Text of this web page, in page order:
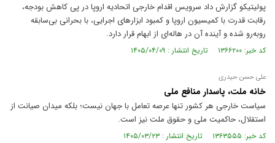
پولیتیکو گزارش داد سرویس اقدام خارجی اتحادیه اروپا در پی کاهش بودجه،
رقابت قدرت با کمیسیون اروپا و کمبود ابزارهای اجرایی، با بحرانی بی‌سابقه
روبه‌رو شده و آینده آن در هاله‌ای از ابهام قرار دارد.
کد خبر: ۱۳۶۶۲۰۰ تاریخ انتشار : ۱۴۰۵/۰۴/۰۹
علی حسن حیدری
خانه ملت، پاسدار منافع ملی
سیاست خارجی هر کشور تنها عرصه تعامل با جهان نیست؛ بلکه میدان صیانت از
استقلال، حاکمیت ملی و حقوق ملت نیز است.
کد خبر: ۱۳۶۳۵۵۵ تاریخ انتشار : ۱۴۰۵/۰۳/۲۳